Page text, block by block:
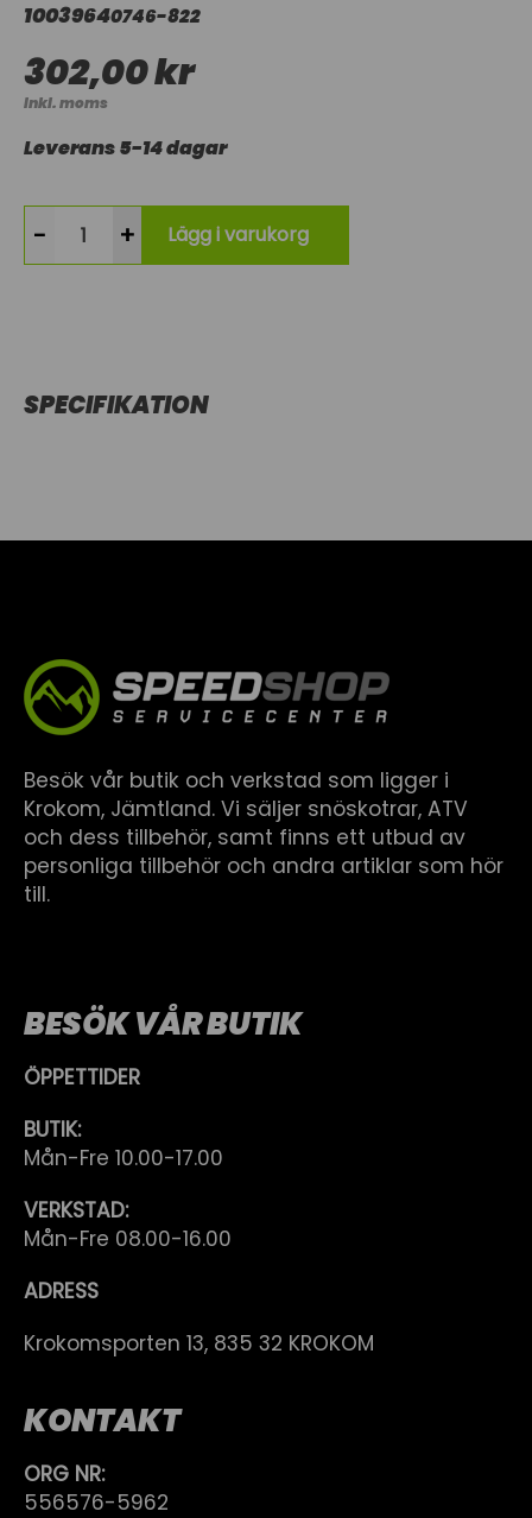
10039640746-822
302,00 kr
Inkl. moms
Leverans 5-14 dagar
- + Lägg i varukorg
SPECIFIKATION
Besök vår butik och verkstad som ligger i
Krokom, Jämtland. Vi säljer snöskotrar, ATV
och dess tillbehör, samt finns ett utbud av
personliga tillbehör och andra artiklar som hör
till.
BESÖK VÅR BUTIK
ÖPPETTIDER
BUTIK:
Mån-Fre 10.00-17.00
VERKSTAD:
Mån-Fre 08.00-16.00
ADRESS
Krokomsporten 13, 835 32 KROKOM
KONTAKT
ORG NR:
556576-5962